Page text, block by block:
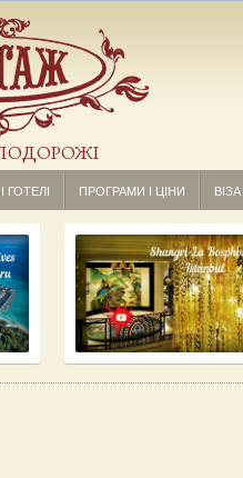
ГОТЕЛІ ПРОГРАМИ І ЦІНИ ВІЗА